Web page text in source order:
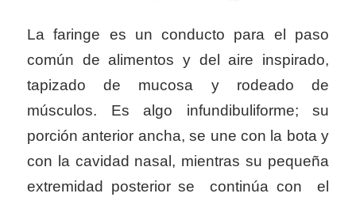
La faringe es un conducto para el paso
común de alimentos y del aire inspirado,
tapizado de mucosa y rodeado de
músculos. Es algo infundibuliforme; su
porción anterior ancha, se une con la bota y
con la cavidad nasal, mientras su pequeña
extremidad posterior se continúa con el